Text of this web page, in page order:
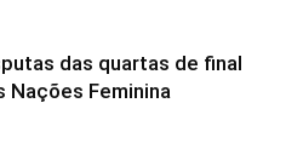
das quartas de final
Nações Feminina